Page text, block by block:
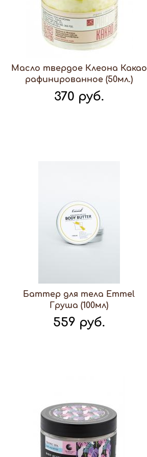
Масло твердое Клеона Какао
рафинированное (50мл.)
370 руб.
Баттер для тела Emmel
Груша (100мл)
559 руб.